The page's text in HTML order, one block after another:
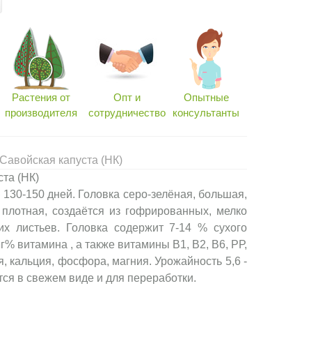
Растения от
производителя
Опт и
сотрудничество
Опытные
консультанты
капуста (НК)
(НК)
150 дней. Головка серо-зелёная, большая,
создаётся из гофрированных, мелко
листьев. Головка содержит 7-14 % сухого
витамина , а также витамины В1, В2, В6, РР,
кальция, фосфора, магния. Урожайность 5,6 -
в свежем виде и для переработки.